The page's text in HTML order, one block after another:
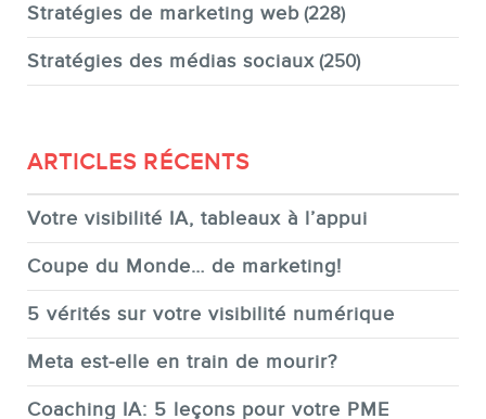
Stratégies de marketing web (228)
Stratégies des médias sociaux (250)
ARTICLES RÉCENTS
Votre visibilité IA, tableaux à l’appui
Coupe du Monde… de marketing!
5 vérités sur votre visibilité numérique
Meta est-elle en train de mourir?
Coaching IA: 5 leçons pour votre PME